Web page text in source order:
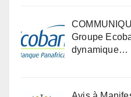
Groupe
dynamique…